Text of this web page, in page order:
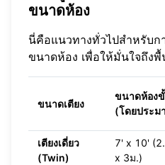
ขนาดห้อง
นี่คือแนวทางทั่วไปสำหรับก
ขนาดห้อง เพื่อให้มั่นใจถึงพื้
ขนาดเตียง
ขนาดห้อง
(โดยประม
เตียงเดี่ยว
(Twin)
7' x 10'
x 3ม.)